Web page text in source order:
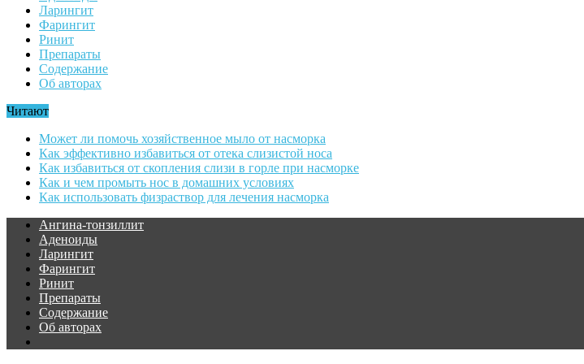
Ларингит
Фарингит
Ринит
Препараты
Содержание
Об авторах
Читают
Может ли помочь хозяйственное мыло от насморка
Как эффективно избавиться от отека слизистой носа
Как избавиться от скопления слизи в горле при насморке
Как и чем промыть нос в домашних условиях
Как использовать физраствор для лечения насморка
Ангина-тонзиллит
Аденоиды
Ларингит
Фарингит
Ринит
Препараты
Содержание
Об авторах